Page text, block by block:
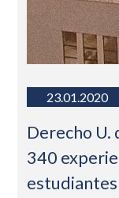
23.01.2020
Derecho U.
340